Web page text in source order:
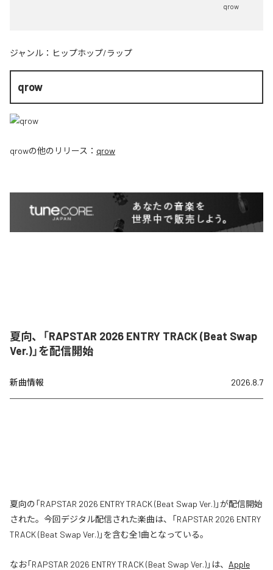
qrow
ジャンル： ヒップホップ/ラップ
qrow
qrowの他のリリース： qrow
夏向、「RAPSTAR 2026 ENTRY TRACK (Beat Swap
Ver.)」を配信開始
新曲情報 2026.8.7
夏向の「RAPSTAR 2026 ENTRY TRACK (Beat Swap Ver.)」が配信開始
された。今回デジタル配信された楽曲は、「RAPSTAR 2026 ENTRY
TRACK (Beat Swap Ver.)」を含む全1曲となっている。
なお「RAPSTAR 2026 ENTRY TRACK (Beat Swap Ver.)」は、 Apple